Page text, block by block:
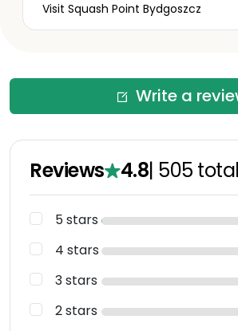
Visit Squash Point Bydgoszcz
Write a
Reviews 4.8| 505 total
5 stars
4 stars
3 stars
2 stars